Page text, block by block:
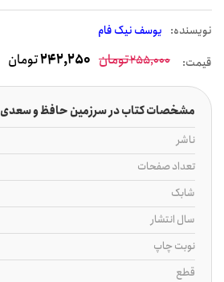
نويسنده: یوسف نیک فام
قیمت: 255,000تومان 242,250تومان
مشخصات کتاب در سرزمین حافظ و سعدی
ناشر
تعداد صفحات
شابک
سال انتشار
نوبت چاپ
قطع